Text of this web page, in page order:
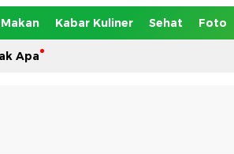
Kabar Kuliner Sehat Foto
Apa